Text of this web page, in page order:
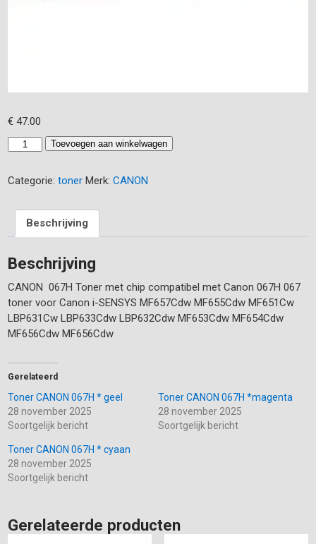
€ 47.00
Toner
067H
aantal
Toevoegen aan winkelwagen
Categorie:toner Merk:CANON
Beschrijving
Beschrijving
CANON 067H Toner met chip compatibel met Canon 067H 067
toner voor Canon i-SENSYS MF657Cdw MF655Cdw MF651Cw
LBP631Cw LBP633Cdw LBP632Cdw MF653Cdw MF654Cdw
MF656Cdw MF656Cdw
Gerelateerd
Toner CANON 067H * geel
28 november 2025
Soortgelijk bericht
Toner CANON 067H *magenta
28 november 2025
Soortgelijk bericht
Toner CANON 067H * cyaan
28 november 2025
Soortgelijk bericht
Gerelateerde producten